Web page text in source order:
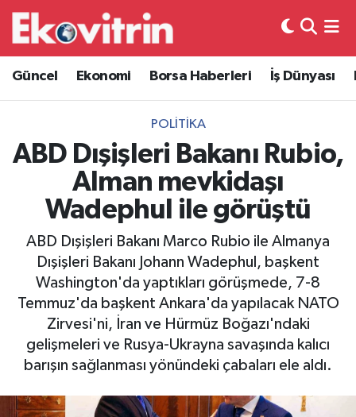
Güncel Ekonomi Borsa Haberleri İş Dünyası
POLITIKA
ABD Dışişleri Bakanı Rubio,
Alman mevkidaşı
Wadephul ile görüştü
ABD Dışişleri Bakanı Marco Rubio ile Almanya
Dışişleri Bakanı Johann Wadephul, başkent
Washington'da yaptıkları görüşmede, 7-8
Temmuz'da başkent Ankara'da yapılacak NATO
Zirvesi'ni, İran ve Hürmüz Boğazı'ndaki
gelişmeleri ve Rusya-Ukrayna savaşında kalıcı
barışın sağlanması yönündeki çabaları ele aldı.
Güncel
Ekonomi
Borsa Haberleri
İş Dünyası
Lojistik
Otovitrin
Asayiş
Magazin
Hava Durumu
Trafik Durumu
Süper Lig Puan Durumu ve Fikstür
Tüm Manşetler
Son Dakika Haberleri
Haber Arşivi